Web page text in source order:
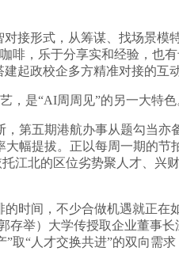
形式，从筹谋、找场景模
，乐于分享实和经验，也
起政校企多方精准对接的互动
“AI周周见”的另一大特
五期港航办事从题勾当亦
幅提拔。正以每周一期的
江北的区位劣势聚人才、
间，不少合做机遇就正在
举）大学传授取企业董事
取“人才交换共进”的双向